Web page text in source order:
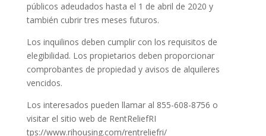
públicos adeudados hasta el 1 de abril de 2020 y
también cubrir tres meses futuros.
Los inquilinos deben cumplir con los requisitos de
elegibilidad. Los propietarios deben proporcionar
comprobantes de propiedad y avisos de alquileres
vencidos.
Los interesados pueden llamar al 855-608-8756 o
visitar el sitio web de RentReliefRI
tps://www.rihousing.com/rentreliefri/